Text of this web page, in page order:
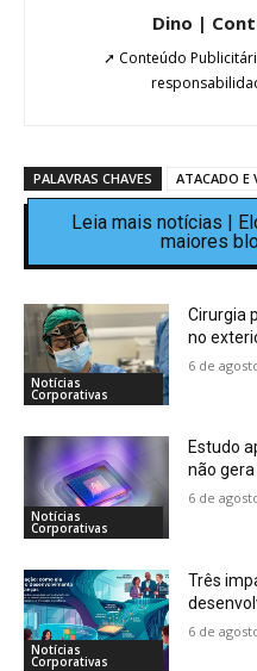
Dino |
➚ Conteúdo
PALAVRAS CHAVES ATACADO E
Leia mais notícias |
maiores
Notícias
Corporativas
Cirurgia
no
6 de
Notícias
Corporativas
Estudo
não
6 de
Notícias
Corporativas
Três
6 de